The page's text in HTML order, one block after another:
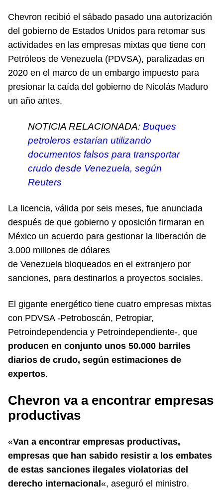
Chevron recibió el sábado pasado una autorización
del gobierno de Estados Unidos para retomar sus
actividades en las empresas mixtas que tiene con
Petróleos de Venezuela (PDVSA), paralizadas en
2020 en el marco de un embargo impuesto para
presionar la caída del gobierno de Nicolás Maduro
un año antes.
NOTICIA RELACIONADA: Buques
petroleros estarían utilizando
documentos falsos para transportar
crudo desde Venezuela, según
Reuters
La licencia, válida por seis meses, fue anunciada
después de que gobierno y oposición firmaran en
México un acuerdo para gestionar la liberación de
3.000 millones de dólares
de Venezuela bloqueados en el extranjero por
sanciones, para destinarlos a proyectos sociales.
El gigante energético tiene cuatro empresas mixtas
con PDVSA -Petroboscán, Petropiar,
Petroindependencia y Petroindependiente-, que
producen en conjunto unos 50.000 barriles
diarios de crudo, según estimaciones de
expertos.
Chevron va a encontrar empresas
productivas
«Van a encontrar empresas productivas,
empresas que han sabido resistir a los embates
de estas sanciones ilegales violatorias del
derecho internacional«, aseguró el ministro.